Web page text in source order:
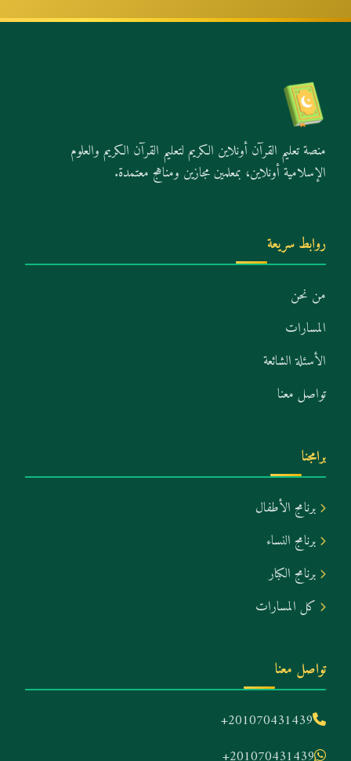
منصة تعليم القرآن أونلاين الكريم لتعليم القرآن الكريم والعلوم
الإسلامية أونلاين، بمعلمين مجازين ومناهج معتمدة.
روابط سريعة
من نحن
المسارات
الأسئلة الشائعة
تواصل معنا
برامجنا
برنامج الأطفال
برنامج النساء
برنامج الكبار
كل المسارات
تواصل معنا
+201070431439